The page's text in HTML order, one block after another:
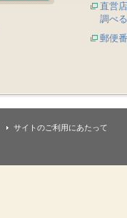
直営
調べる
郵便
サイトのご利用にあたって